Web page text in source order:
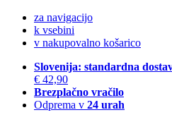
za navigacijo
k vsebini
v nakupovalno košarico
Slovenija: standardna
€ 42,90
Brezplačno vračilo
Odprema v 24 urah